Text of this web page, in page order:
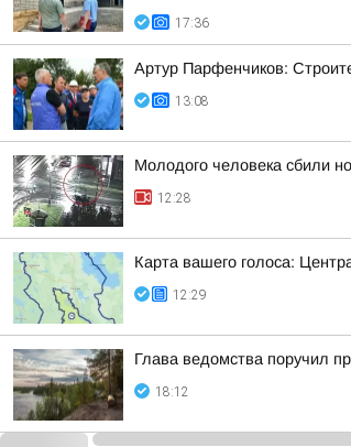
17:36
Артур Парфенчиков:
13:08
Молодого человека сбили
12:28
Карта вашего голоса:
12:29
Глава ведомства поручил
18:12